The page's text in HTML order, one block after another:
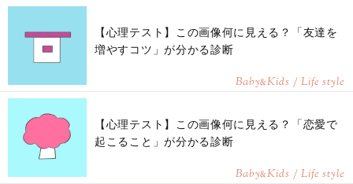
【心理テスト】この画像何に見える？「友達を
増やすコツ」が分かる診断
Baby&Kids / Life style
【心理テスト】この画像何に見える？「恋愛で
起こること」が分かる診断
Baby&Kids / Life style